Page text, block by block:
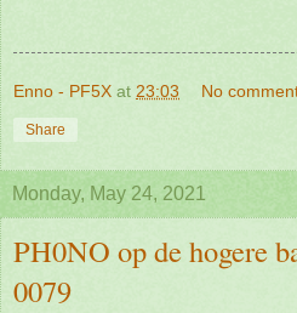
Enno - PF5X at 23:03 No
Share
Monday, May 24, 2021
PH0NO op de hogere
0079